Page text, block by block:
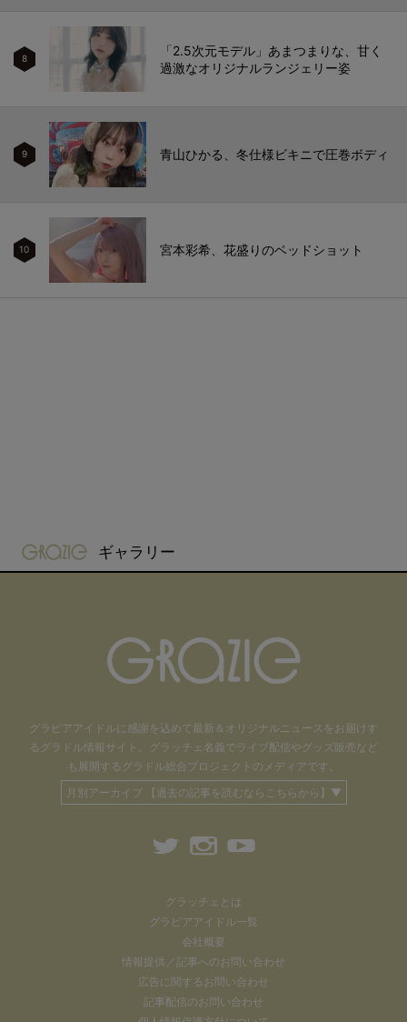
8
「2.5次元モデル」あまつまりな、甘く
過激なオリジナルランジェリー姿
9 青山ひかる、冬仕様ビキニで圧巻ボディ
10 宮本彩希、花盛りのベッドショット
gravure-grazie
ギャラリー
グラビアアイドルに感謝を込めて 最新＆オリジナルニュースをお届けす
るグラドル情報サイト。
グラッチェ名義でライブ配信や グッズ販売など
も 展開するグラドル総合プロジェクトのメディアです。
月別アーカイブ 【過去の記事を読むならこちらから】▼
グラッチェとは
グラビアアイドル一覧
会社概要
情報提供／記事へのお問い合わせ
広告に関するお問い合わせ
記事配信のお問い合わせ